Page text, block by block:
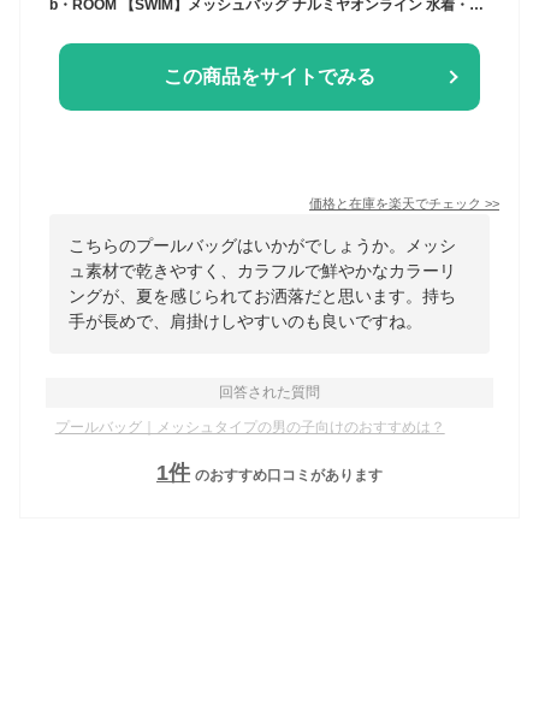
この商品をサイトでみる
価格と在庫を楽天でチェック >>
こちらのプールバッグはいかがでしょうか。メッシ
ュ素材で乾きやすく、カラフルで鮮やかなカラーリ
ングが、夏を感じられてお洒落だと思います。持ち
手が長めで、肩掛けしやすいのも良いですね。
回答された質問
プールバッグ｜メッシュタイプの男の子向けのおすすめは？
1件 のおすすめ口コミがあります